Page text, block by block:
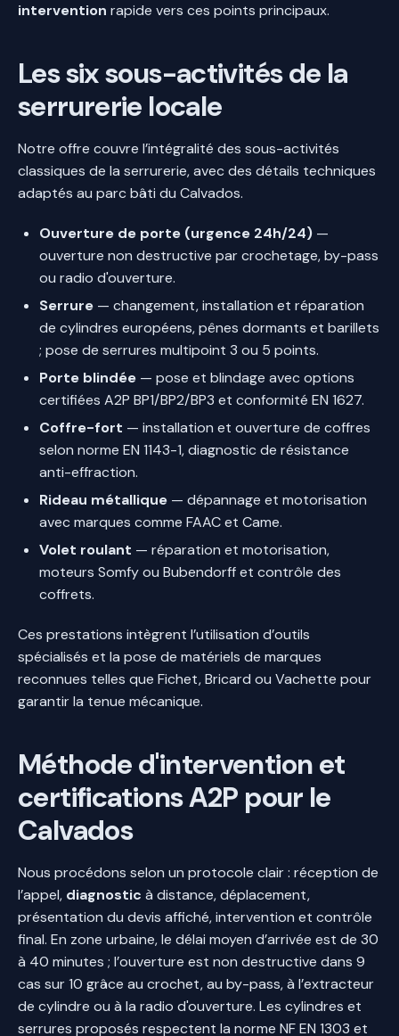
intervention rapide vers ces points principaux.
Les six sous-activités de la
serrurerie locale
Notre offre couvre l’intégralité des sous-activités
classiques de la serrurerie, avec des détails techniques
adaptés au parc bâti du Calvados.
Ouverture de porte (urgence 24h/24) —
ouverture non destructive par crochetage, by-pass
ou radio d'ouverture.
Serrure — changement, installation et réparation
de cylindres européens, pênes dormants et barillets
; pose de serrures multipoint 3 ou 5 points.
Porte blindée — pose et blindage avec options
certifiées A2P BP1/BP2/BP3 et conformité EN 1627.
Coffre-fort — installation et ouverture de coffres
selon norme EN 1143-1, diagnostic de résistance
anti-effraction.
Rideau métallique — dépannage et motorisation
avec marques comme FAAC et Came.
Volet roulant — réparation et motorisation,
moteurs Somfy ou Bubendorff et contrôle des
coffrets.
Ces prestations intègrent l’utilisation d’outils
spécialisés et la pose de matériels de marques
reconnues telles que Fichet, Bricard ou Vachette pour
garantir la tenue mécanique.
Méthode d'intervention et
certifications A2P pour le
Calvados
Nous procédons selon un protocole clair : réception de
l’appel, diagnostic à distance, déplacement,
présentation du devis affiché, intervention et contrôle
final. En zone urbaine, le délai moyen d’arrivée est de 30
à 40 minutes ; l’ouverture est non destructive dans 9
cas sur 10 grâce au crochet, au by-pass, à l’extracteur
de cylindre ou à la radio d'ouverture. Les cylindres et
serrures proposés respectent la norme NF EN 1303 et